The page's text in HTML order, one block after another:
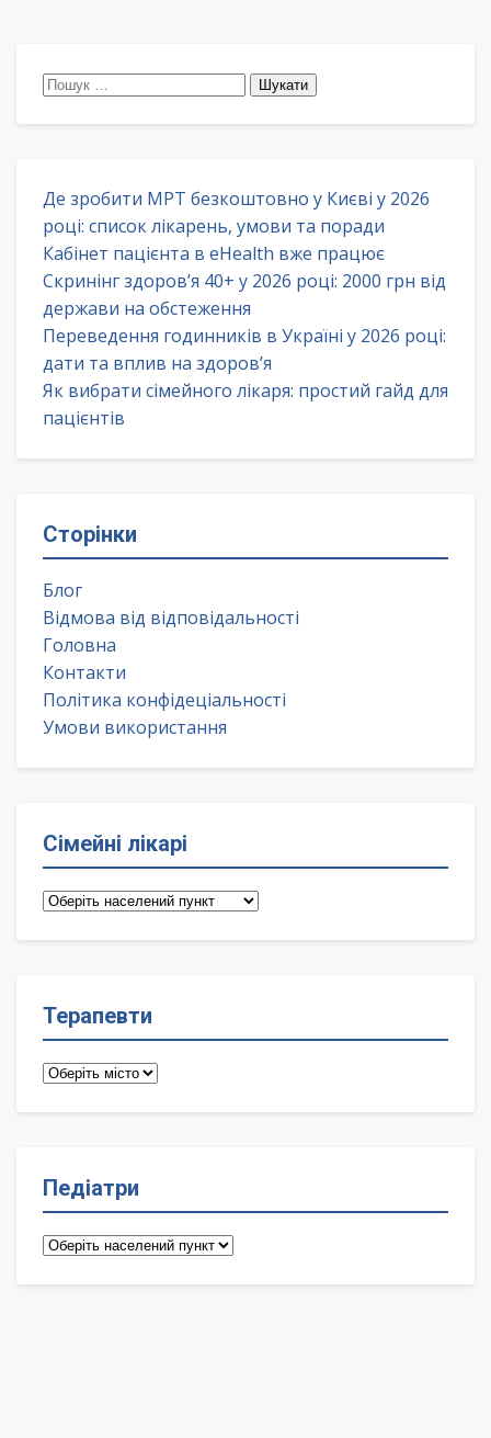
Пошук:
Де зробити МРТ безкоштовно у Києві у 2026
році: список лікарень, умови та поради
Кабінет пацієнта в eHealth вже працює
Скринінг здоров’я 40+ у 2026 році: 2000 грн від
держави на обстеження
Переведення годинників в Україні у 2026 році:
дати та вплив на здоров’я
Як вибрати сімейного лікаря: простий гайд для
пацієнтів
Сторінки
Блог
Відмова від відповідальності
Головна
Контакти
Політика конфідеціальності
Умови використання
Сімейні лікарі
Сімейні
Терапевти
Терапевти
Педіатри
Педіатри